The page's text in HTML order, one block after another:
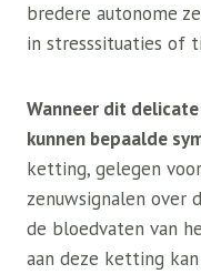
bredere autonome
in stresssituaties of
Wanneer dit
kunnen bepaalde
ketting, gelegen
zenuwsignalen over
de bloedvaten van
aan deze ketting